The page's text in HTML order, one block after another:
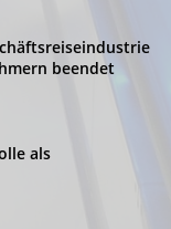
beendet
als